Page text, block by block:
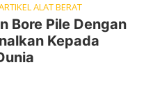
ALAT BERAT
Bore Pile Dengan
Kepada